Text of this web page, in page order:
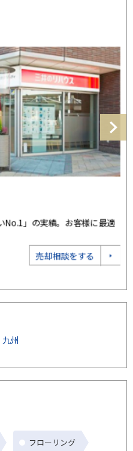
」の実績。お客様に最適
売却相談をする
九州
フローリング